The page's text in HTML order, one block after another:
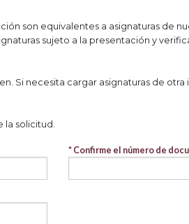
son equivalentes a asignaturas de
sujeto a la presentación y
Si necesita cargar asignaturas de otra
la solicitud.